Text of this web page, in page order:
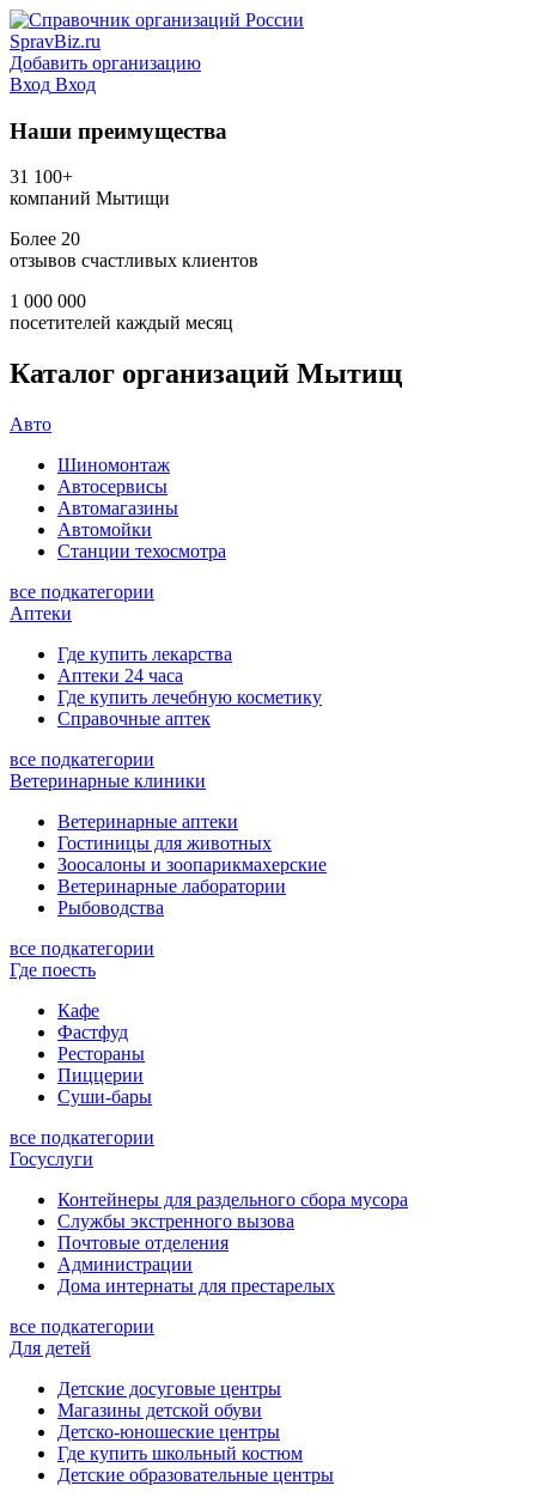
SpravBiz.ru
Добавить организацию
Вход Вход
Наши преимущества
31 100+
компаний Мытищи
Более 20
отзывов счастливых клиентов
1 000 000
посетителей каждый месяц
Каталог организаций Мытищ
Авто
Шиномонтаж
Автосервисы
Автомагазины
Автомойки
Станции техосмотра
все подкатегории
Аптеки
Где купить лекарства
Аптеки 24 часа
Где купить лечебную косметику
Справочные аптек
все подкатегории
Ветеринарные клиники
Ветеринарные аптеки
Гостиницы для животных
Зоосалоны и зоопарикмахерские
Ветеринарные лаборатории
Рыбоводства
все подкатегории
Где поесть
Кафе
Фастфуд
Рестораны
Пиццерии
Суши-бары
все подкатегории
Госуслуги
Контейнеры для раздельного сбора мусора
Службы экстренного вызова
Почтовые отделения
Администрации
Дома интернаты для престарелых
все подкатегории
Для детей
Детские досуговые центры
Магазины детской обуви
Детско-юношеские центры
Где купить школьный костюм
Детские образовательные центры